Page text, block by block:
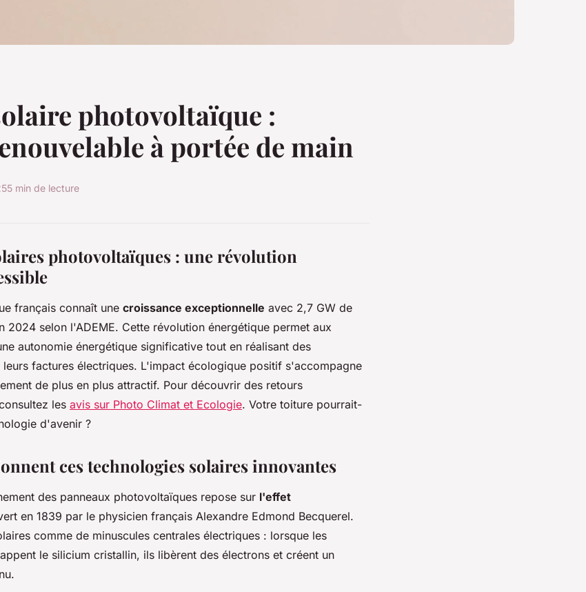
photovoltaïque :
à portée de main
5 min de lecture
photovoltaïques : une révolution
français connaît une croissance exceptionnelle avec 2,7 GW de
2024 selon l'ADEME. Cette révolution énergétique permet aux
autonomie énergétique significative tout en réalisant des
factures électriques. L'impact écologique positif s'accompagne
de plus en plus attractif. Pour découvrir des retours
les avis sur Photo Climat et Ecologie. Votre toiture pourrait-
d'avenir ?
ces technologies solaires innovantes
des panneaux photovoltaïques repose sur l'effet
en 1839 par le physicien français Alexandre Edmond Becquerel.
comme de minuscules centrales électriques : lorsque les
le silicium cristallin, ils libèrent des électrons et créent un